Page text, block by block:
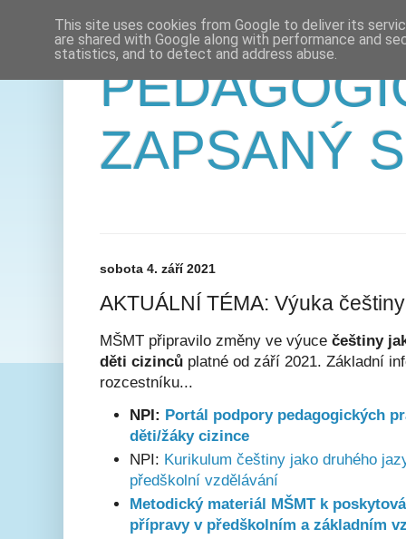
ZAPSANÝ
sobota 4. září 2021
AKTUÁLNÍ TÉMA: Výuka
MŠMT připravilo změny ve výuce češtiny
děti cizinců platné od září 2021. Základní
rozcestníku...
NPI: Portál podpory pedagogických
děti/žáky cizince
NPI: Kurikulum češtiny jako druhého
předškolní vzdělávání
Metodický materiál MŠMT k
přípravy v předškolním a základním
This site uses cookies from Google to deliver its
are shared with Google along with performance and
statistics, and to detect and address abuse.